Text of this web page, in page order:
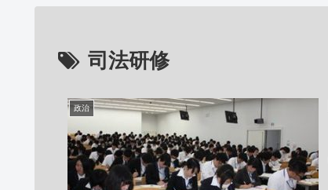
司法研修
政治